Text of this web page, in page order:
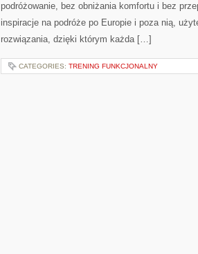
podróżowanie, bez obniżania komfortu i bez
inspiracje na podróże po Europie i poza nią,
rozwiązania, dzięki którym każda […]
CATEGORIES: TRENING FUNKCJONALNY